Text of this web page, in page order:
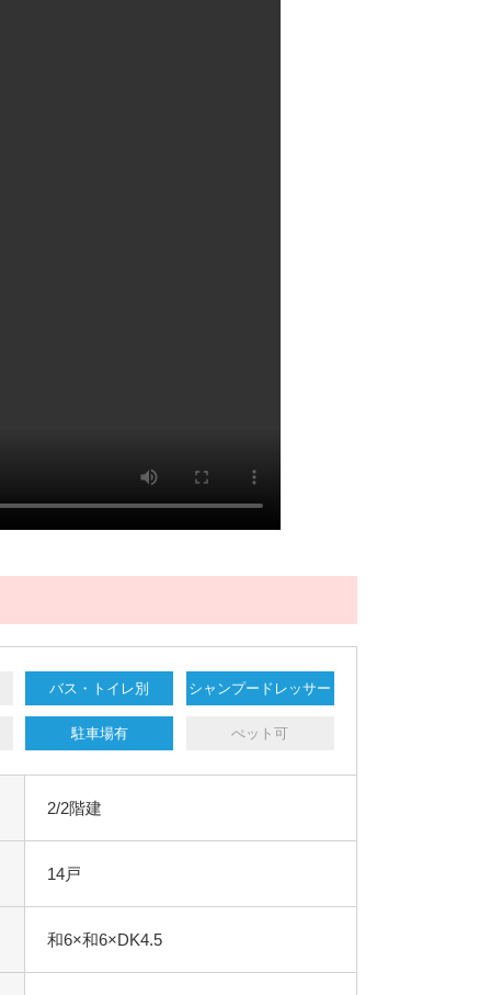
バス・トイレ別 シャンプードレッサー
駐車場有 ぺット可
2/2階建
14戸
和6×和6×DK4.5